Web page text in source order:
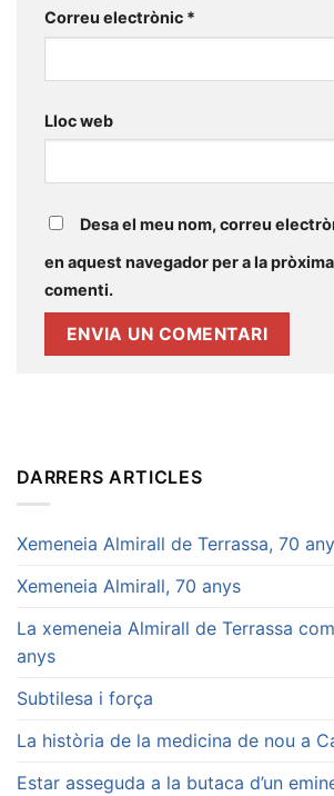
Correu electrònic *
Lloc web
Desa el meu nom, correu
en aquest navegador per a la
comenti.
DARRERS ARTICLES
Xemeneia Almirall de Terrassa, 70
Xemeneia Almirall, 70 anys
La xemeneia Almirall de Terrassa
anys
Subtilesa i força
La història de la medicina de nou a
Estar asseguda a la butaca d’un